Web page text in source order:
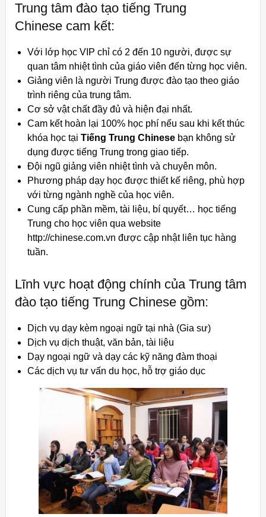
Trung tâm đào tạo tiếng Trung
Chinese cam kết:
Với lớp học VIP chỉ có 2 đến 10 người, được sự
quan tâm nhiệt tình của giáo viên đến từng học viên.
Giảng viên là người Trung được đào tạo theo giáo
trình riêng của trung tâm.
Cơ sở vật chất đầy đủ và hiện đại nhất.
Cam kết hoàn lại 100% học phí nếu sau khi kết thúc
khóa học tại Tiếng Trung Chinese bạn không sử
dụng được tiếng Trung trong giao tiếp.
Đội ngũ giảng viên nhiệt tình và chuyên môn.
Phương pháp dạy học được thiết kế riêng, phù hợp
với từng ngành nghề của học viên.
Cung cấp phần mềm, tài liệu, bí quyết… học tiếng
Trung cho học viên qua website
http://chinese.com.vn được cập nhật liên tục hàng
tuần.
Lĩnh vực hoạt động chính của Trung tâm
đào tạo tiếng Trung Chinese gồm:
Dịch vụ dạy kèm ngoại ngữ tại nhà (Gia sư)
Dịch vụ dịch thuật, văn bản, tài liệu
Dạy ngoại ngữ và dạy các kỹ năng đàm thoại
Các dịch vụ tư vấn du học, hỗ trợ giáo dục